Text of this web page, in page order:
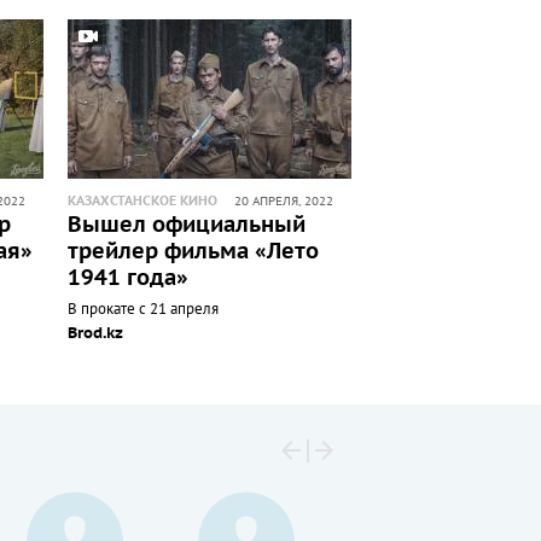
КАЗАХСТАНСКОЕ КИНО 20 АПРЕЛЯ, 2022
Вышел официальный
трейлер фильма «Лето
1941 года»
В прокате с 21 апреля
Brod.kz